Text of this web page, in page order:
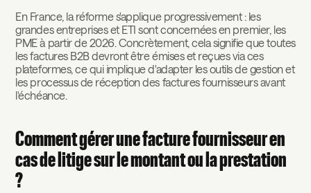
En France, la réforme s'applique progressivement : les
grandes entreprises et ETI sont concernées en premier, les
PME à partir de 2026. Concrètement, cela signifie que toutes
les factures B2B devront être émises et reçues via ces
plateformes, ce qui implique d'adapter les outils de gestion et
les processus de réception des factures fournisseurs avant
l'échéance.
Comment gérer une facture fournisseur en
cas de litige sur le montant ou la prestation
?